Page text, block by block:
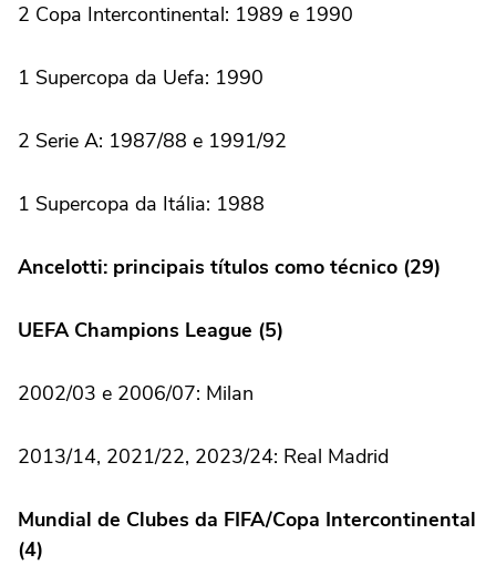
2 Copa Intercontinental: 1989 e 1990
1 Supercopa da Uefa: 1990
2 Serie A: 1987/88 e 1991/92
1 Supercopa da Itália: 1988
Ancelotti: principais títulos como técnico (29)
UEFA Champions League (5)
2002/03 e 2006/07: Milan
2013/14, 2021/22, 2023/24: Real Madrid
Mundial de Clubes da FIFA/Copa Intercontinental
(4)